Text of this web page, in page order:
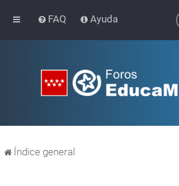
FAQ Ayuda
Índice general